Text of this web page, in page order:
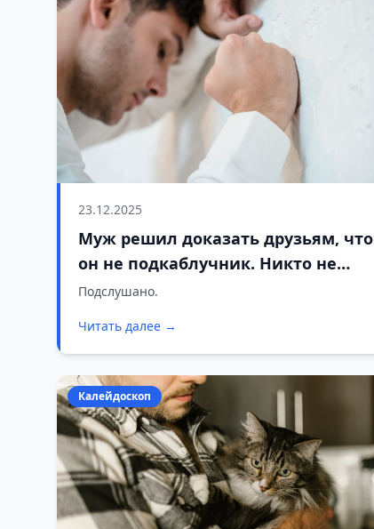
23.12.2025
Муж решил доказать друзьям, что
он не подкаблучник. Никто не
подозревал, что финал окажется
Подслушано.
Читать далее →
Калейдоскоп